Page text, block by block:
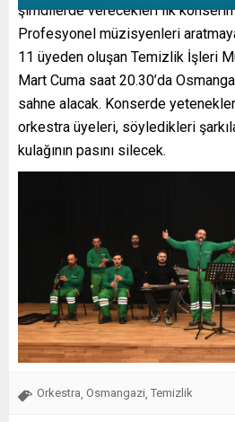
şimdilerde verecekleri ilk konserin
Profesyonel müzisyenleri
11 üyeden oluşan Temizlik İşleri
Mart Cuma saat 20.30’da
sahne alacak. Konserde
orkestra üyeleri, söyledikleri
kulağının pasını silecek.
Orkestra Osmangazi Temizlik